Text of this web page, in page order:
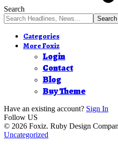
Search
Categories
More Foxiz
Login
Contact
Blog
Buy Theme
Have an existing account? Sign In
Follow US
© 2026 Foxiz. Ruby Design
Uncategorized